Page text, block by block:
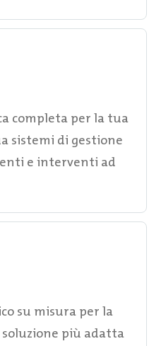
completa per la tua
sistemi di gestione
e interventi ad
su misura per la
soluzione più adatta